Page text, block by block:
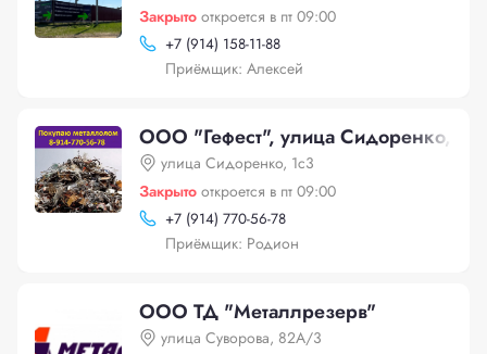
Закрыто откроется в пт 09:00
+7 (914) 158-11-88
Приёмщик: Алексей
ООО "Гефест", улица Сидоренко, 1с3
улица Сидоренко, 1с3
Закрыто откроется в пт 09:00
+7 (914) 770-56-78
Приёмщик: Родион
ООО ТД "Металлрезерв"
улица Суворова, 82А/3